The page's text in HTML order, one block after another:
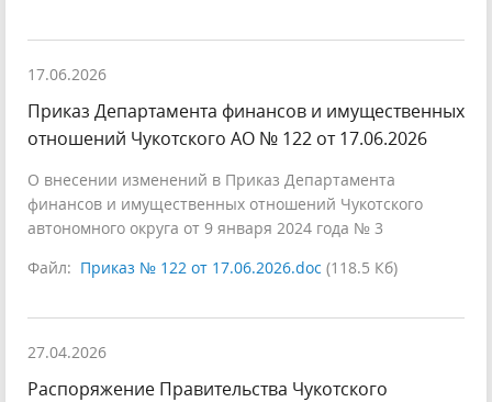
17.06.2026
Приказ Департамента финансов и имущественных
отношений Чукотского АО № 122 от 17.06.2026
О внесении изменений в Приказ Департамента
финансов и имущественных отношений Чукотского
автономного округа от 9 января 2024 года № 3
Файл: Приказ № 122 от 17.06.2026.doc (118.5 Кб)
27.04.2026
Распоряжение Правительства Чукотского